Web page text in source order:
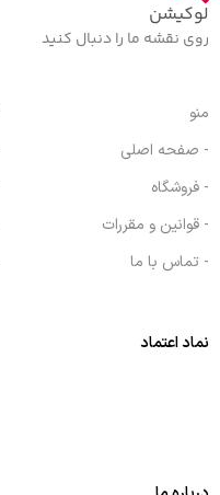
لوکیشن
روی نقشه ما را دنبال کنید
منو
- صفحه اصلی
- فروشگاه
- قوانین و مقررات
- تماس با ما
نماد اعتماد